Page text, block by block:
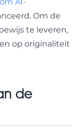
Om de
te leveren,
op originaliteit
de